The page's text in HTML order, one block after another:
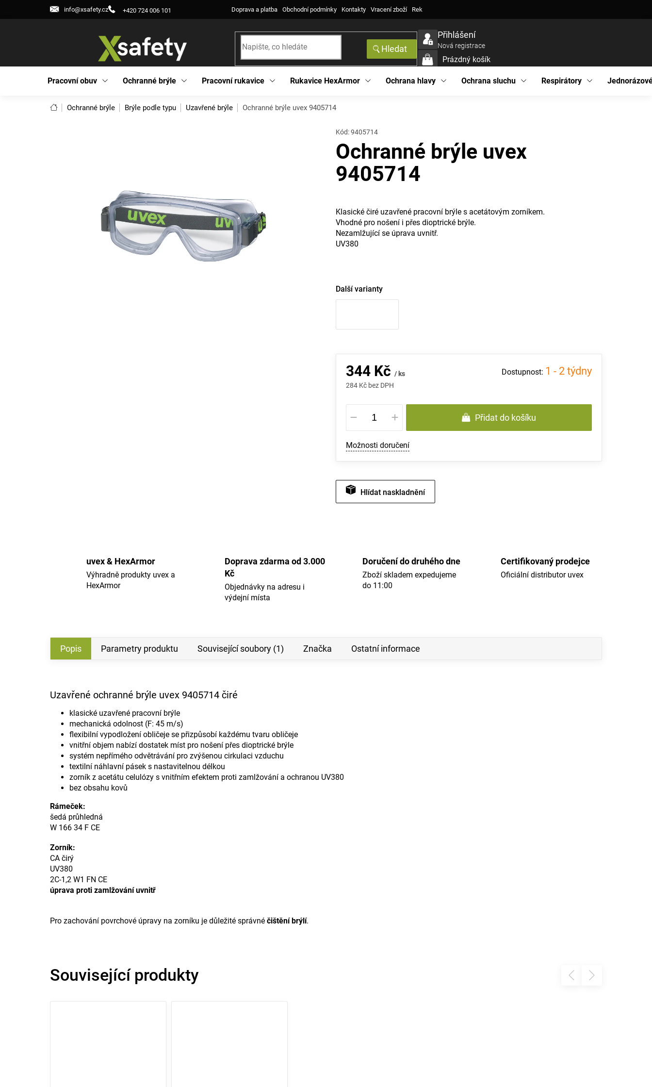
+420 724 006 101
info@xsafety.cz Doprava a platba Obchodní podmínky Kontakty Vracení zboží Reklamace zboží
Hledat
Přihlášení
Nová registrace
NÁKUPNÍ
KOŠÍK
Prázdný košík
Pracovní obuv Ochranné brýle Pracovní rukavice Rukavice HexArmor Ochrana hlavy Ochrana sluchu Respirátory
DomůOchranné brýle Brýle podle typu Uzavřené brýle Ochranné brýle uvex 9405714
Ochranné brýle uvex
9405714
Kód:9405714
Klasické čiré uzavřené pracovní brýle s acetátovým zorníkem.
Vhodné pro nošení i přes dioptrické brýle.
Nezamlžující se úprava uvnitř.
UV380
Další varianty
344 Kč / ks
284 Kč bez DPH
Měrná
cena:
1 - 2 týdny
Přidat do košíku
Možnosti doručení
Hlídat
uvex & HexArmor
Výhradně produkty uvex a
HexArmor
Doprava zdarma od 3.000
Kč
Objednávky na adresu i
výdejní místa
Doručení do druhého dne
Zboží skladem expedujeme
do 11:00
Certifikovaný prodejce
Oficiální distributor uvex
Související produkty
Popis Parametry produktu Související soubory (1) Značka Ostatní informace
Uzavřené ochranné brýle uvex 9405714 čiré
klasické uzavřené pracovní brýle
mechanická odolnost (F: 45 m/s)
flexibilní vypodložení obličeje se přizpůsobí každému tvaru obličeje
vnitřní objem nabízí dostatek míst pro nošení přes dioptrické brýle
systém nepřímého odvětrávání pro zvýšenou cirkulaci vzduchu
textilní náhlavní pásek s nastavitelnou délkou
zorník z acetátu celulózy s vnitřním efektem proti zamlžování a ochranou UV380
bez obsahu kovů
Rámeček:
šedá průhledná
W 166 34 F CE
Zorník:
CA čirý
UV380
2C-1,2 W1 FN CE
úprava proti zamlžování uvnitř
Pro zachování povrchové úpravy na zorníku je důležité správné čištění brýlí.